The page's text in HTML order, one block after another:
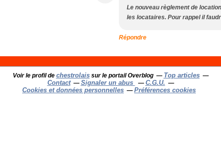
Le nouveau règlement de
les locataires. Pour rappel il
Répondre
Voir le profil de chestrolaissur le portail Overblog
Top articles
Contact
Signaler un abus
C.G.U.
Cookies et données personnelles
Préférences cookies